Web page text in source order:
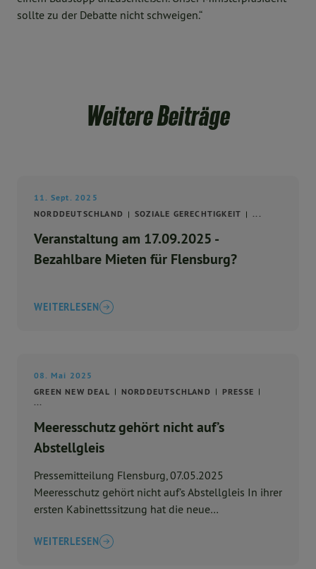
sollte zu der Debatte nicht schweigen.“
Weitere Beiträge
11. Sept. 2025
NORDDEUTSCHLAND
SOZIALE GERECHTIGKEIT ...
Veranstaltung am 17.09.2025 -
Bezahlbare Mieten für Flensburg?
WEITERLESEN
08. Mai 2025
GREEN NEW DEAL
NORDDEUTSCHLAND
PRESSE
...
Meeresschutz gehört nicht auf’s
Abstellgleis
Pressemitteilung Flensburg, 07.05.2025
Meeresschutz gehört nicht auf’s Abstellgleis In ihrer
ersten Kabinettssitzung hat die neue
WEITERLESEN